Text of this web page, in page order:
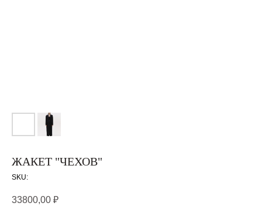
ЖАКЕТ "ЧЕХОВ"
SKU:
33800,00 ₽